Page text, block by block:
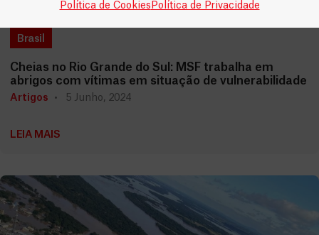
Política de Cookies Política de Privacidade
Brasil
Cheias no Rio Grande do Sul: MSF trabalha em
abrigos com vítimas em situação de vulnerabilidade
Artigos 5 Junho, 2024
LEIA MAIS